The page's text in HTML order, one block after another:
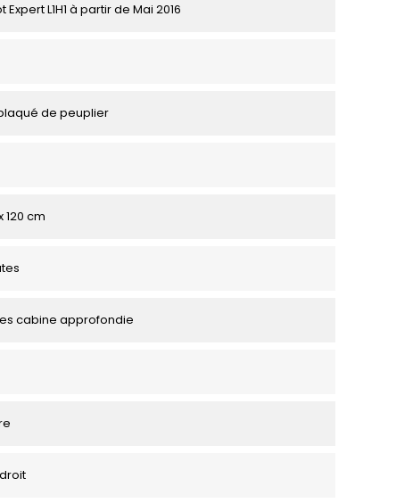
Expert L1H1 à partir de Mai 2016
de peuplier
120 cm
cabine approfondie